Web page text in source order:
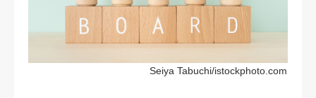
Seiya Tabuchi/istockphoto.com